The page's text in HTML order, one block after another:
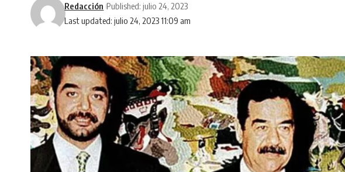
Last updated: julio 24, 2023 11:09 am
Redacción Published: julio 24, 2023